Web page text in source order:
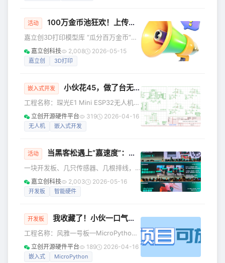
问，我去咨询了开源创作者们： 大佬
__Aknice表示： ——嗯~~确实，看看大
佬的主页，都是市面少见的实用派呢！
作者主页：
https://oshwhub.com/aknice/works
活动 100万金币池狂欢！上传原创3D模型兑换京东E卡及数码潮礼
嘉立创3D打印模型库 “瓜分百万金币”活
动火热进行中🔥 上传原创模型→开箱领
金币→直接兑大奖 为什么说这是5月最值
客神仙作品刷屏 JLC-3DP 目前，嘉立创
3D打印模型库已涌入大量优质原创作
品，从创意彩色手办、酷炫机甲，到实
用收纳盒、工具支架......你的创意，也值
得被看见、被奖励！ ⇩部分参与模型示
嘉立创科技 2,008 2026-05-15
嘉立创 3D打印
嵌入式开发 小伙花45，做了台无人机！开源了！
工程名称：琛光E1 Mini ESP32无人机
开源版 工程作者：songge8 前言 小伙
花45元，手搓了一台无人机 照着下文复
图。 *0***1 功能亮点 ” 1 能飞起来~ 2
飞机自带网页遥控器，手机访问即可控
制，不需要额外安装APP或实体遥控 3
支持GQC APP和实体遥控 *0***2 电路
设计图 ” 原理图 P
立创开源硬件平台 319 2026-04-16
无人机 嵌入式开发
活动 当黑客松遇上“嘉速度”：我们在现场看到了「AI的100种模样」
一块开发板、几只传感器、几根排线，
再加上一群通宵调试的年轻人，能碰撞
出什么？ 在深圳、上海、北京多场黑客
吉他”弹出旋律；接入脑电信号的轮椅平
稳前行；有人对着麦克风哼唱几句，AI
便生成一段带鼓点和和声的音乐。 过去
几个月，嘉立创连续支持了IntuitionX黑
客松、小红书黑客松巅峰赛、
嘉立创科技 2,003 2026-05-16
开发板 智能硬件
开发板 我收藏了！小伙一口气，开源了12块扩展板！
工程名称：风雅一号板—MicroPython
教学堆叠式开源开发板套件 工程作者：
Freak嵌入式 前言 小伙一口气开源了
立创开源硬件平台 189 2026-04-16
嵌入式 MicroPython